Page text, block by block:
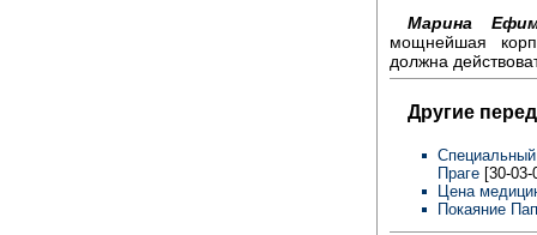
Марина
мощнейшая
должна
Другие
Праге [30-03-
Цена
Покаяние